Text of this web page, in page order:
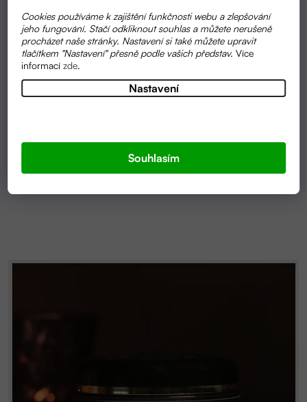
Cookies používáme k zajištění funkčnosti webu a zlepšování
jeho fungování. Stačí odkliknout souhlas a můžete nerušeně
procházet naše stránky. Nastavení si také můžete upravit
tlačítkem "Nastavení" přesně podle vašich představ.Více
informacízde.
Nastavení
Souhlasím
110 KČ